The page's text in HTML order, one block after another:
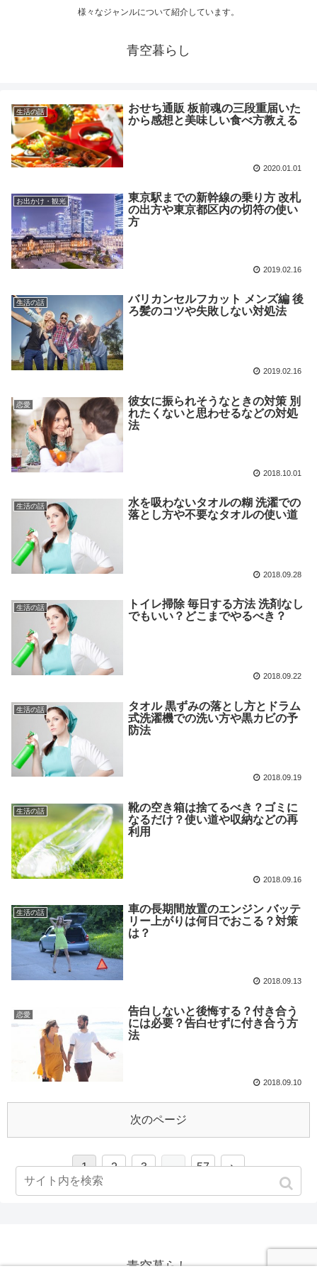
様々なジャンルについて紹介しています。
青空暮らし
生活の話
おせち通販 板前魂の三段重届いた
から感想と美味しい食べ方教える
2020.01.01
お出かけ・観光
東京駅までの新幹線の乗り方 改札
の出方や東京都区内の切符の使い
方
2019.02.16
生活の話
バリカンセルフカット メンズ編 後
ろ髪のコツや失敗しない対処法
2019.02.16
恋愛
彼女に振られそうなときの対策 別
れたくないと思わせるなどの対処
法
2018.10.01
生活の話
水を吸わないタオルの糊 洗濯での
落とし方や不要なタオルの使い道
2018.09.28
生活の話
トイレ掃除 毎日する方法 洗剤なし
でもいい？どこまでやるべき？
2018.09.22
生活の話
タオル 黒ずみの落とし方とドラム
式洗濯機での洗い方や黒カビの予
防法
2018.09.19
生活の話
靴の空き箱は捨てるべき？ゴミに
なるだけ？使い道や収納などの再
利用
2018.09.16
生活の話
車の長期間放置のエンジン バッテ
リー上がりは何日でおこる？対策
は？
2018.09.13
恋愛
告白しないと後悔する？付き合う
には必要？告白せずに付き合う方
法
2018.09.10
次のページ
1 2 3 … 57
青空暮らし